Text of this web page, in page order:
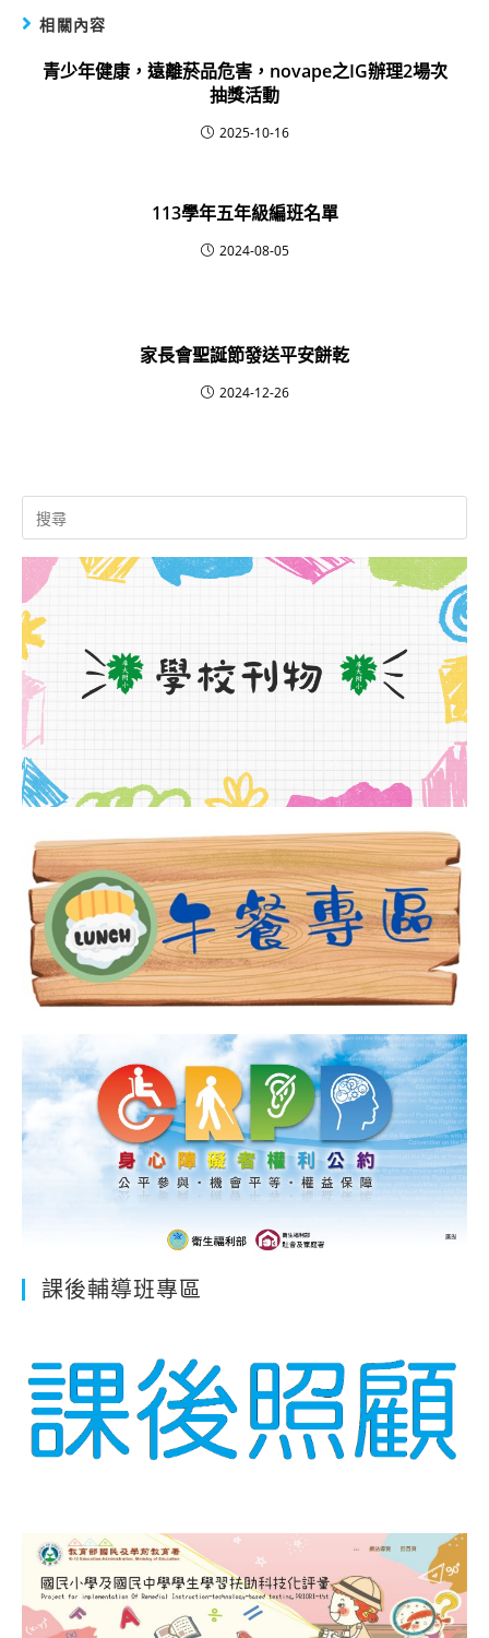
相關內容
青少年健康，遠離菸品危害，novape之IG辦理2場次
抽獎活動
2025-10-16
113學年五年級編班名單
2024-08-05
家長會聖誕節發送平安餅乾
2024-12-26
Search
for:
課後輔導班專區